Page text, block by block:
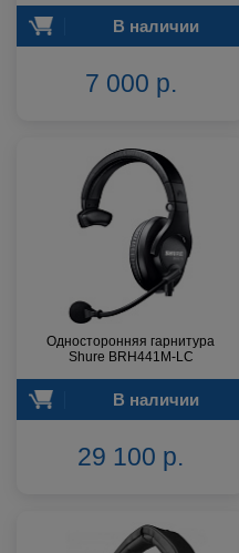
В наличии
7 000 р.
Односторонняя гарнитура
Shure BRH441M-LC
В наличии
29 100 р.